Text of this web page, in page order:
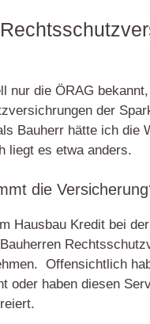
nur die ÖRAG
der
Bauherr hätte ich die
liegt es etwa anders.
die
Hausbau Kredit bei
Offensichtlich
oder haben diesen